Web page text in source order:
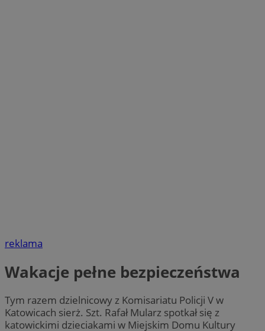
reklama
Wakacje pełne bezpieczeństwa
Tym razem dzielnicowy z Komisariatu Policji V w
Katowicach sierż. Szt. Rafał Mularz spotkał się z
katowickimi dzieciakami w Miejskim Domu Kultury